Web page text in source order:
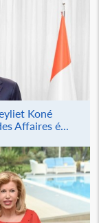
Koné
Affaires é...